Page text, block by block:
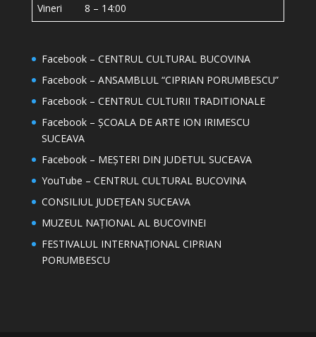
Vineri 8 – 14:00
Facebook – CENTRUL CULTURAL BUCOVINA
Facebook – ANSAMBLUL “CIPRIAN PORUMBESCU”
Facebook – CENTRUL CULTURII TRADITIONALE
Facebook – ȘCOALA DE ARTE ION IRIMESCU
SUCEAVA
Facebook – MEȘTERI DIN JUDETUL SUCEAVA
YouTube – CENTRUL CULTURAL BUCOVINA
CONSILIUL JUDEȚEAN SUCEAVA
MUZEUL NAȚIONAL AL BUCOVINEI
FESTIVALUL INTERNAȚIONAL CIPRIAN
PORUMBESCU